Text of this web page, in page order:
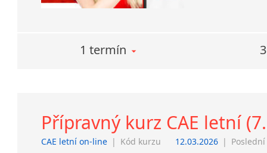
1 termín
Přípravný kurz CAE letní
CAE letní on-line | Kód kurzu 12.03.2026 |